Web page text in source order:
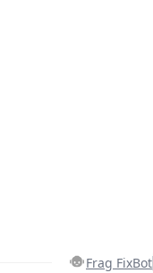
Frag FixBot